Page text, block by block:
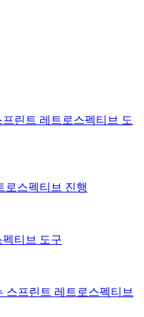
린트 레트로스펙티브 도
로스펙티브 진행
티브 도구
스프린트 레트로스펙티브